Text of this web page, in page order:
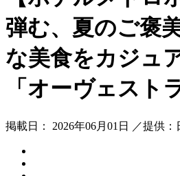
弾む、夏のご褒
な美食をカジュ
「オーヴェスト
掲載日： 2026年06月01日 ／提供